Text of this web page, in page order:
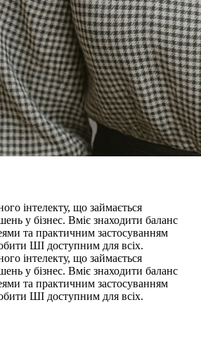
інтелекту, що займається
у бізнес. Вміє знаходити баланс
та практичним застосуванням
ШІ доступним для всіх.
інтелекту, що займається
у бізнес. Вміє знаходити баланс
та практичним застосуванням
ШІ доступним для всіх.